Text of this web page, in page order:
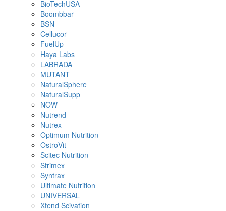
BioTechUSA
Boombbar
BSN
Cellucor
FuelUp
Haya Labs
LABRADA
MUTANT
NaturalSphere
NaturalSupp
NOW
Nutrend
Nutrex
Optimum Nutrition
OstroVit
Scitec Nutrition
Strimex
Syntrax
Ultimate Nutrition
UNIVERSAL
Xtend Scivation